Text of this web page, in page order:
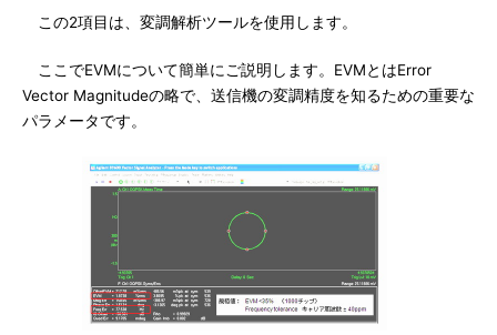
この2項目は、変調解析ツールを使用します。
ここでEVMについて簡単にご説明します。EVMとはError
Vector Magnitudeの略で、送信機の変調精度を知るための重要な
パラメータです。